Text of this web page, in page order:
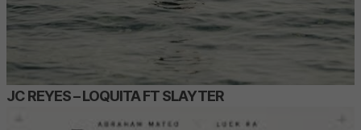
JC REYES – LOQUITA FT SLAYTER